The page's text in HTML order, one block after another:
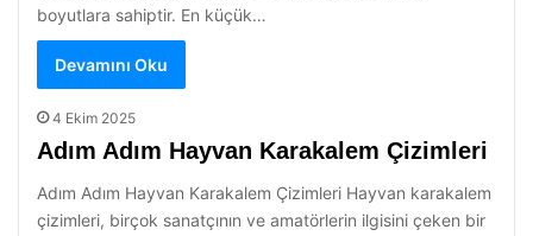
boyutlara sahiptir. En küçük…
Devamını Oku
4 Ekim 2025
Adım Adım Hayvan Karakalem Çizimleri
Adım Adım Hayvan Karakalem Çizimleri Hayvan karakalem
çizimleri, birçok sanatçının ve amatörlerin ilgisini çeken bir